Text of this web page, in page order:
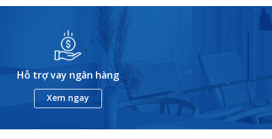
Hỗ trợ vay ngân hàng
Xem ngay